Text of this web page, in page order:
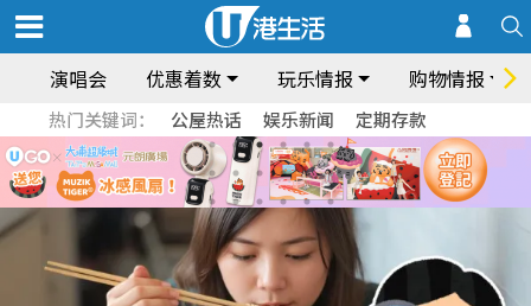
演唱会 优惠着数 玩乐情报 购物情报
热门关键词： 公屋热话 娱乐新闻 定期存款